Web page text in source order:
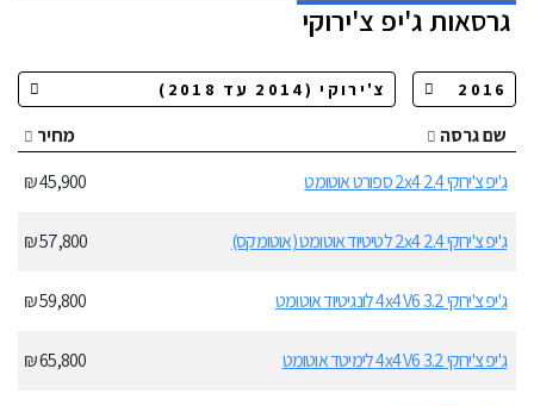
גרסאותג'יפ צ'ירוקי
שם גרסה
מחיר
ג'יפ צ'ירוקי 2.4 2x4 ספורט אוטומט
45,900 ₪
ג'יפ צ'ירוקי 2.4 2x4 לטיטיוד אוטומט (אוטומקס) 57,800 ₪
ג'יפ צ'ירוקי 3.2 4x4 V6 לונגיטיוד אוטומט 59,800 ₪
ג'יפ צ'ירוקי 3.2 4x4 V6 לימיטד אוטומט 65,800 ₪